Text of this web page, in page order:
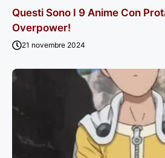
Questi Sono I 9 Anime Con
Overpower!
21 novembre 2024